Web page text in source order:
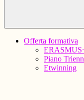
Offerta formativa
Piano
Etwinning